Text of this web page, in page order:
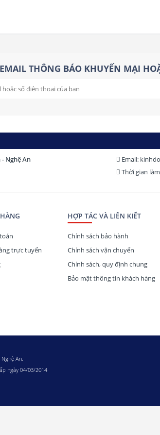
máy tính HKC MB27S9U sở hữu độ phủ màu đạt
Cầu Văn Phòng
Freesync)
THÔNG BÁO KHUYẾN MẠI
- Nghệ An
Email:
Thời gian
trực tuyến
HỢP TÁC VÀ LIÊN KIẾT
Chính sách bảo hành
Chính sách vận chuyển
Chính sách, quy định chung
Bảo mật thông tin khách hàng
An.
ngày 04/03/2014